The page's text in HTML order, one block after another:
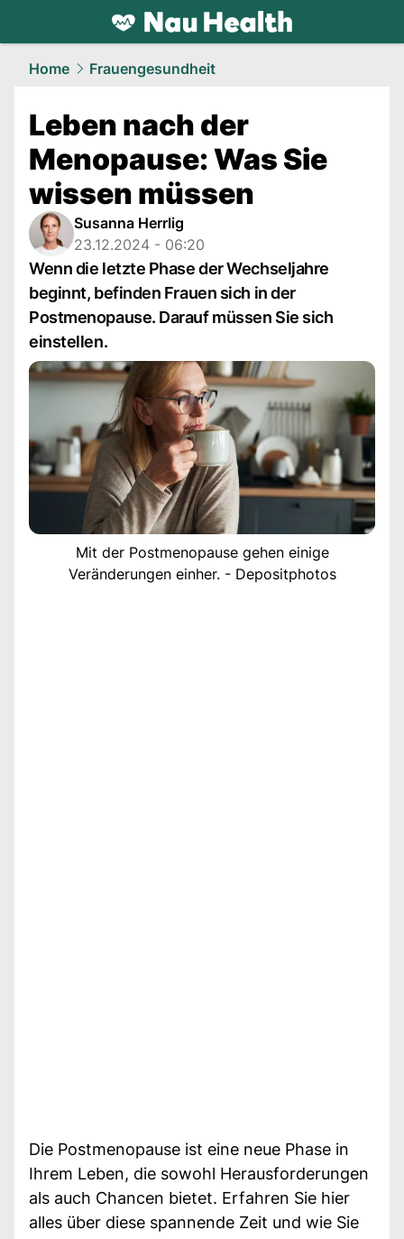
health.NAU.ch
Home Frauengesundheit
Leben nach der
Menopause: Was Sie
wissen müssen
Susanna Herrlig
23.12.2024 - 06:20
Wenn die letzte Phase der Wechseljahre
beginnt, befinden Frauen sich in der
Postmenopause. Darauf müssen Sie sich
einstellen.
Mit der Postmenopause gehen einige
Veränderungen einher. - Depositphotos
Die Postmenopause ist eine neue Phase in
Ihrem Leben, die sowohl Herausforderungen
als auch Chancen bietet. Erfahren Sie hier
alles über diese spannende Zeit und wie Sie